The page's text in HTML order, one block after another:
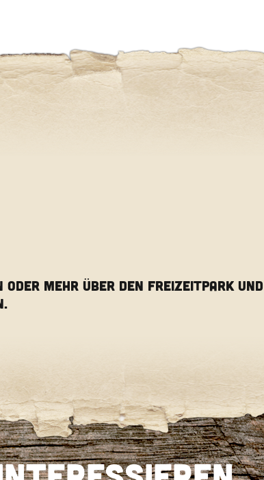
ODER MEHR ÜBER DEN FREIZEITPARK UND